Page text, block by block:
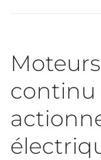
continu